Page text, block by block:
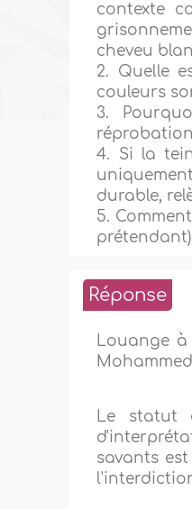
contexte
cheveu
2. Quelle
couleurs
3.
4. Si la
durable,
5.
Réponse
Louange
Le statut
savants